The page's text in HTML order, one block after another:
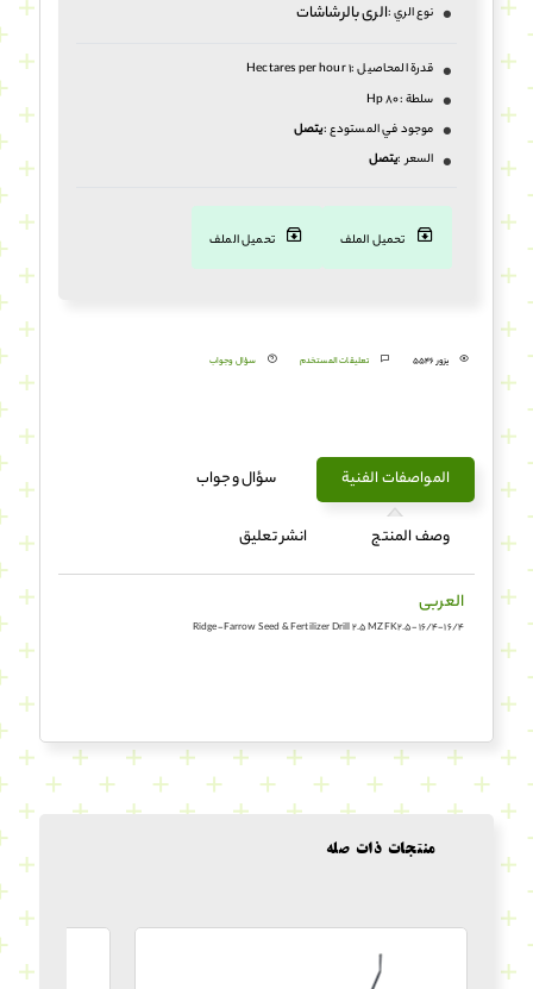
نوع الري :الری بالرشاشات
قدرة المحاصيل :1 Hectares per hour
سلطة :80 Hp
موجود في المستودع :يتصل
السعر :يتصل
تحميل الملف تحميل الملف
يزور 5546 تعليقات المستخدم سؤال وجواب
المواصفات الفنية سؤال وجواب
وصف المنتج انشر تعليق
العربی
Ridge-Farrow Seed & Fertilizer Drill 2.5 MZFK2.5-16/4-16/4
منتجات ذات صله